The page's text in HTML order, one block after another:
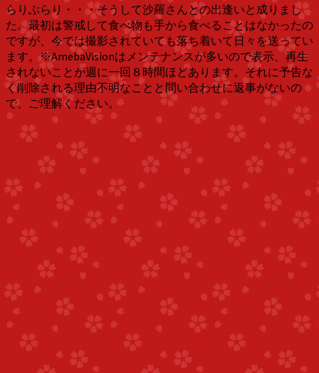
らりぶらり・・・そうして沙羅さんとの出逢いと成りまし
た。最初は警戒して食べ物も手から食べることはなかったの
ですが、今では撮影されていても落ち着いて日々を送ってい
ます。※AmebaVisionはメンテナンスが多いので表示、再生
されないことが週に一回８時間ほどあります。それに予告な
く削除される理由不明なことと問い合わせに返事がないの
で、ご理解ください。